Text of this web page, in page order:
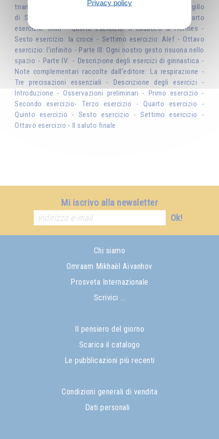
triangolo della materia - L’incontro dei due triangoli: il sigillo
di Salomone - Terzo esercizio: il disco solare - Quarto
esercizio: Shin - Quinto esercizio: il caduceo di Hermes -
Sesto esercizio: la croce - Settimo esercizio: Alef - Ottavo
esercizio: l’infinito - Parte III: Ogni nostro gesto risuona nello
spazio - Parte IV: - Descrizione degli esercizi di ginnastica -
Note complementari raccolte dall’editore: La respirazione -
Tre precisazioni essenziali - Descrizione degli esercizi -
Introduzione - Osservazioni preliminari - Primo esercizio -
Secondo esercizio- Terzo esercizio - Quarto esercizio -
Quinto esercizio - Sesto esercizio - Settimo esercizio -
Ottavo esercizio - Il saluto finale
Mi iscrivo alla newsletter
Ok!
Chi siamo
Omraam Mikhaël Aïvanhov
Prosveta Internazionale
Scrivici ...
Il pensiero del giorno
Scarica il catalogo
Le pubblicazioni più recenti
Condizioni generali di vendita
Dati personali
Privacy policy